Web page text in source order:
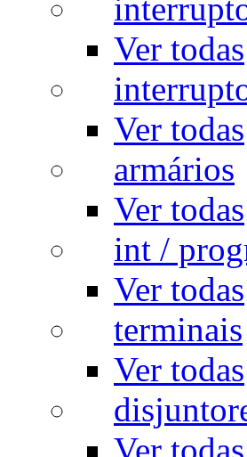
Ver todas
Ver todas
armários
Ver todas
int /
Ver todas
terminais
Ver todas